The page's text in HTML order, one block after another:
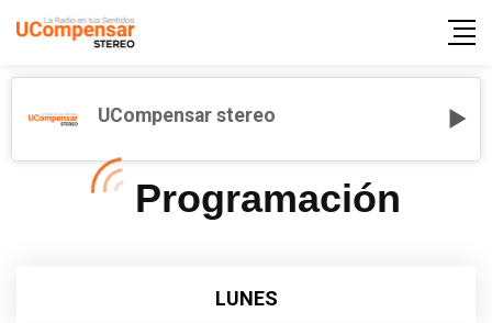
UCompensar stereo
Programación
LUNES